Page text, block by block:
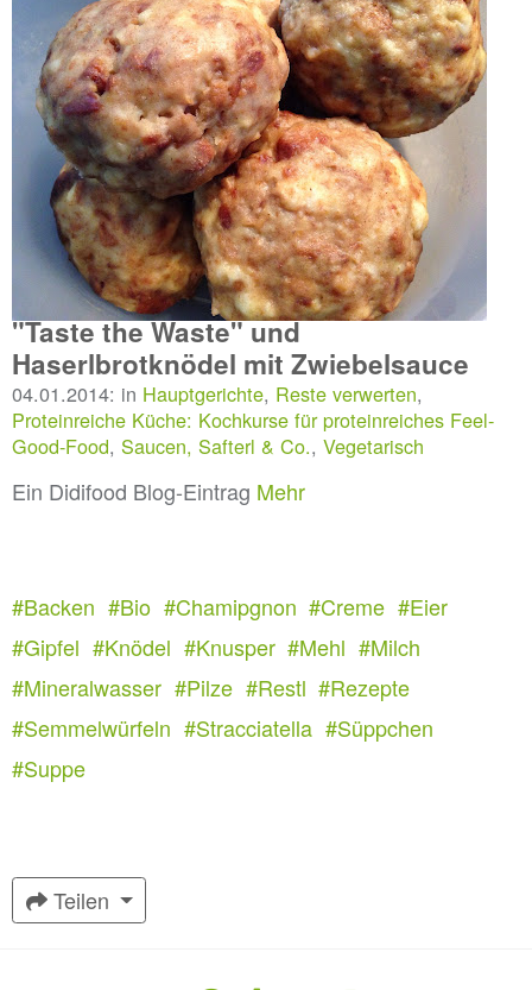
"Taste the Waste" und
Haserlbrotknödel mit Zwiebelsauce
04.01.2014: in Hauptgerichte, Reste verwerten,
Proteinreiche Küche: Kochkurse für proteinreiches Feel-
Good-Food, Saucen, Safterl & Co., Vegetarisch
Ein Didifood Blog-Eintrag Mehr
#Backen #Bio #Chamipgnon #Creme #Eier
#Gipfel #Knödel #Knusper #Mehl #Milch
#Mineralwasser #Pilze #Restl #Rezepte
#Semmelwürfeln #Stracciatella #Süppchen
#Suppe
Teilen